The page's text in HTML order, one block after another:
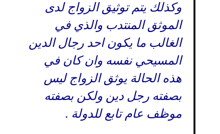
وكذلك يتم توثيق الزواج لدى
الموثق المنتدب والذي في
الغالب ما يكون احد رجال الدين
المسيحي نفسه وان كان في
هذه الحالة يوثق الزواج ليس
بصفته رجل دين ولكن بصفته
موظف عام تابع للدولة .